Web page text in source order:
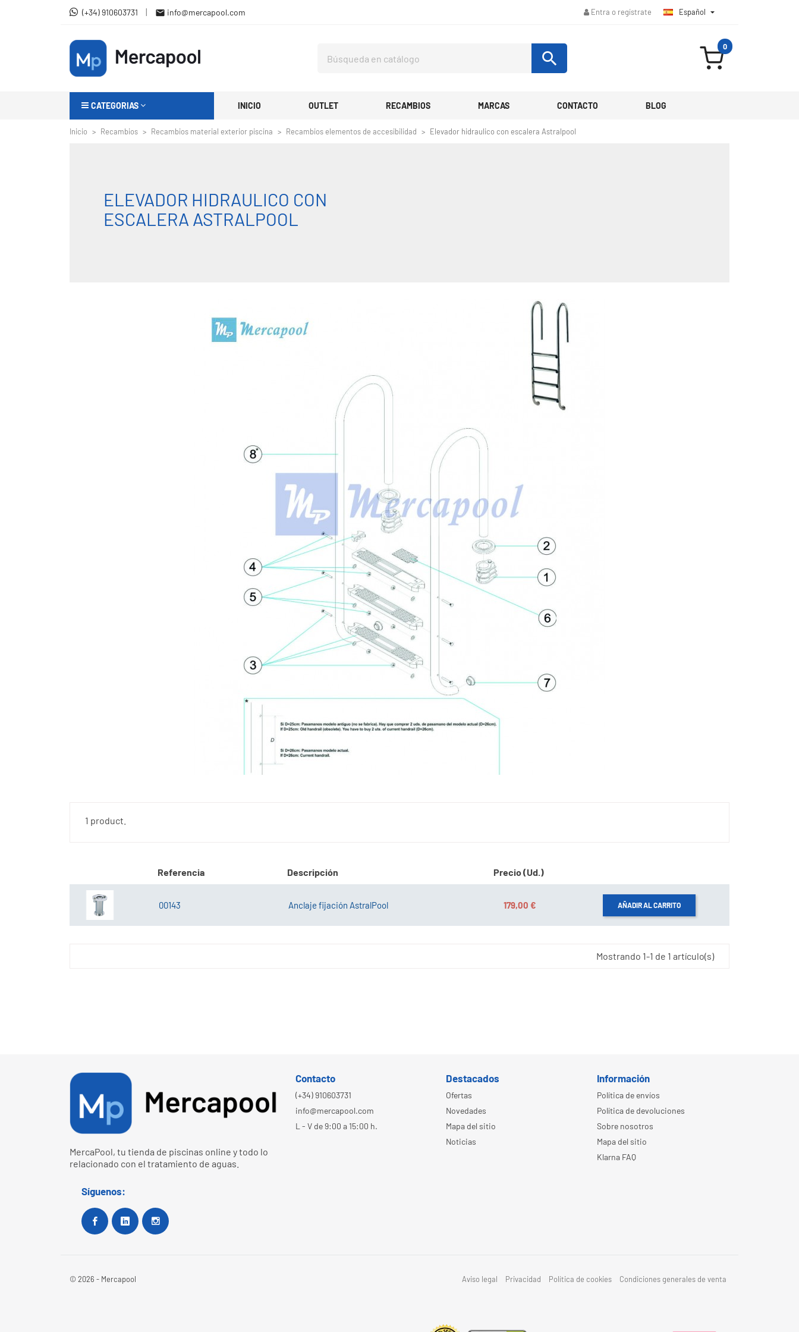
(+34) 910603731 |  info@mercapool.com Entra o regístrate Español 

0
CATEGORIAS INICIO OUTLET RECAMBIOS MARCAS CONTACTO BLOG
Inicio Recambios Recambios material exterior piscina Recambios elementos de accesibilidad Elevador hidraulico con escalera Astralpool
ELEVADOR HIDRAULICO CON
ESCALERA ASTRALPOOL
1 product.
Referencia Descripción Precio (Ud.)
00143 Anclaje fijación AstralPool 179,00 € AÑADIR AL CARRITO
Mostrando 1-1 de 1 artículo(s)
MercaPool, tu tienda de piscinas online y todo lo
relacionado con el tratamiento de aguas.
Síguenos:
Facebook Google+
Contacto
(+34) 910603731
info@mercapool.com
L - V de 9:00 a 15:00 h.
Destacados
Ofertas
Novedades
Mapa del sitio
Noticias
Información
Política de envíos
Política de devoluciones
Sobre nosotros
Mapa del sitio
Klarna FAQ
© 2026 - Mercapool Aviso legal Privacidad Política de cookies Condiciones generales de venta